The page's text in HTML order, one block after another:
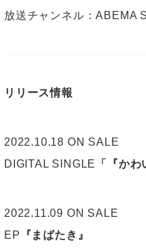
放送チャンネル：ABEMA
リリース情報
2022.10.18 ON SALE
DIGITAL SINGLE
「『か
2022.11.09 ON SALE
EP 『まばたき』